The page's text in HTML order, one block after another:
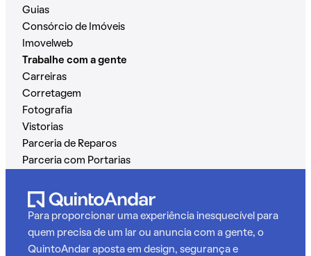
Guias
Consórcio de Imóveis
Imovelweb
Trabalhe com a gente
Carreiras
Corretagem
Fotografia
Vistorias
Parceria de Reparos
Parceria com Portarias
Para proporcionar uma experiência inesquecível para
quem precisa de um lar ou anuncia com a gente, o
QuintoAndar aposta em design, segurança e